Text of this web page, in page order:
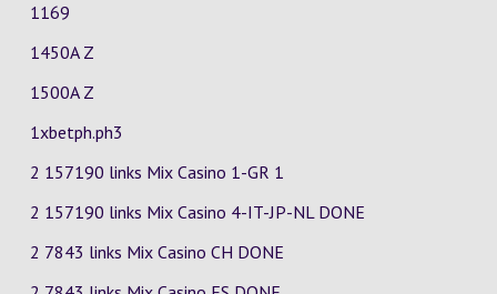
1169
1450A Z
1500A Z
1xbetph.ph3
2 157190 links Mix Casino 1-GR 1
2 157190 links Mix Casino 4-IT-JP-NL DONE
2 7843 links Mix Casino CH DONE